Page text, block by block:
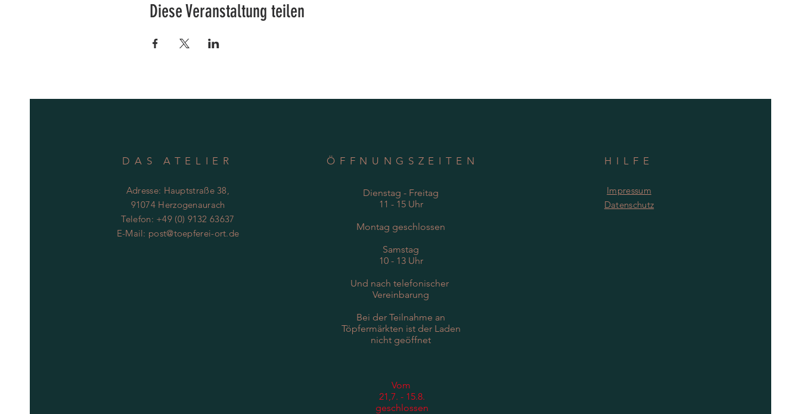
Diese Veranstaltung teilen
DAS ATELIER
Adresse: Hauptstraße 38,
91074 Herzogenaurach
Telefon: +49 (0) 9132 63637
E-Mail: post@toepferei-ort.de
ÖFFNUNGSZEITEN
Dienstag - Freitag
11 - 15 Uhr
Montag geschlossen
Samstag
10 - 13 Uhr
Und nach telefonischer
Vereinbarung
Bei der Teilnahme an
Töpfermärkten ist der Laden
nicht geöffnet
Vom​
21,7. - 15.8.
geschlossen
HILFE
Impressum
Datenschutz